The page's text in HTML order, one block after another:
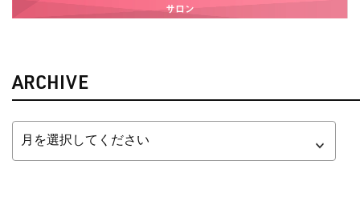
サロン
ARCHIVE